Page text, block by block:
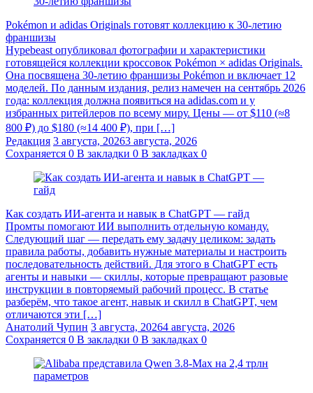
Pokémon и adidas Originals готовят коллекцию к 30-летию
франшизы
Hypebeast опубликовал фотографии и характеристики
готовящейся коллекции кроссовок Pokémon × adidas Originals.
Она посвящена 30-летию франшизы Pokémon и включает 12
моделей. По данным издания, релиз намечен на сентябрь 2026
года: коллекция должна появиться на adidas.com и у
избранных ритейлеров по всему миру. Цены — от $110 (≈8
800 ₽) до $180 (≈14 400 ₽), при […]
Редакция 3 августа, 20263 августа, 2026
Сохраняется 0 В закладки 0 В закладках 0
Как создать ИИ-агента и навык в ChatGPT — гайд
Промты помогают ИИ выполнить отдельную команду.
Следующий шаг — передать ему задачу целиком: задать
правила работы, добавить нужные материалы и настроить
последовательность действий. Для этого в ChatGPT есть
агенты и навыки — скиллы, которые превращают разовые
инструкции в повторяемый рабочий процесс. В статье
разберём, что такое агент, навык и скилл в ChatGPT, чем
отличаются эти […]
Анатолий Чупин 3 августа, 20264 августа, 2026
Сохраняется 0 В закладки 0 В закладках 0